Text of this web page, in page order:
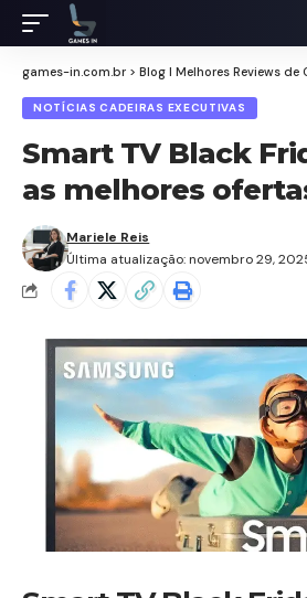
games-in.com.br > Blog I Melhores Reviews
NOTÍCIAS CADEIRAS EXECUTIVAS
Smart TV Black
as melhores
Última atualização: novembro 29,
Mariele Reis